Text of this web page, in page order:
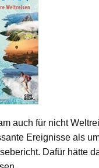
auch für nicht
Ereignisse als
Dafür hätte